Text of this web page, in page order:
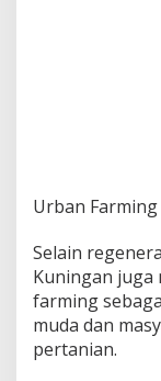
Urban
Selain
Kuningan
farming
muda dan
pertanian.